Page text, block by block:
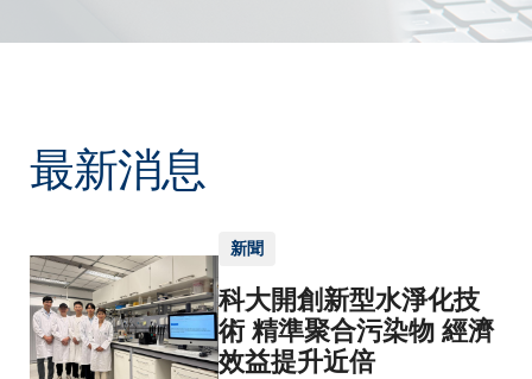
最新消息
新聞
科大開創新型水淨化技
術 精準聚合污染物 經濟
效益提升近倍